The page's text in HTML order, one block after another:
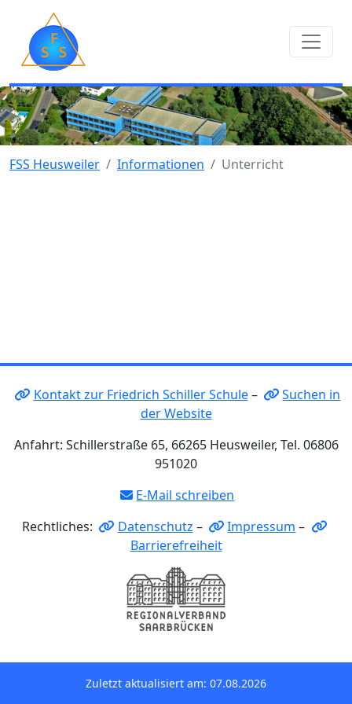
FSS Heusweiler Informationen Unterricht
Kontakt zur Friedrich Schiller Schule–
Suchen in
der Website
Anfahrt: Schillerstraße 65, 66265 Heusweiler, Tel. 06806
951020
E-Mail schreiben
Rechtliches:
Datenschutz – Impressum –
Barrierefreiheit
Zuletzt aktualisiert am: 07.08.2026